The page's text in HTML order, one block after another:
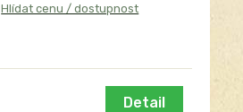
Hlídat cenu / dostupnost
Detail